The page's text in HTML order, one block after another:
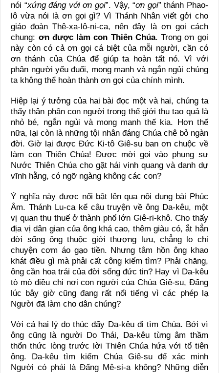
nói “xứng đáng với ơn gọi”. Vậy, “ơn gọi” thánh Phao-
lô vừa nói là ơn gọi gì? Vì Thánh Nhân viết gởi cho
giáo đoàn Thê-xa-lô-ni-ca, nên đây là ơn gọi cách
chung: ơn được làm con Thiên Chúa. Trong ơn gọi
này còn có cả ơn gọi cá biệt của mỗi người, cần có
ơn thánh của Chúa để giúp ta hoàn tất nó. Vì với
phận người yếu đuối, mong manh và ngắn ngủi chúng
ta không thể hoàn thành ơn gọi của chính mình.
Hiệp lại ý tưởng của hai bài đọc một và hai, chúng ta
thấy thân phận con người trong thế giới thụ tạo quả là
nhỏ bé, ngắn ngủi và mong manh thế kia. Hơn thế
nữa, lại còn là những tội nhân đáng Chúa chê bỏ ngàn
đời. Giờ lại được Đức Ki-tô Giê-su ban ơn chuộc về
làm con Thiên Chúa! Được mời gọi vào phụng sự
Nước Thiên Chúa cho gặt hái vinh quang và danh dự
vĩnh hằng, có ngỡ ngàng không các con?
Ý nghĩa này được nổi bật lên qua nội dung bài Phúc
Âm. Thánh Lu-ca kể câu truyện về ông Da-kêu, một
vị quan thu thuế ở thành phố lớn Giê-ri-khô. Cho thấy
địa vị dân gian của ông khá cao, thêm giàu có, ắt hẳn
đời sống ông thuộc giới thượng lưu, chẳng lo chi
chuyện cơm áo gạo tiền. Nhưng tâm hồn ông khao
khát điều gì mà phải cất công kiếm tìm? Phải chăng,
ông cần hoa trái của đời sống đức tin? Hay vì Da-kêu
tò mò điều chi nơi con người của Chúa Giê-su, Đấng
lúc bây giờ cũng đang rất nổi tiếng vì các phép lạ
Người đã làm cho dân chúng?
Với cả hai lý do thúc đẩy Da-kêu đi tìm Chúa. Bởi vì
ông cũng là người Do Thái, Da-kêu từng âm thầm
thổn thức lòng trước lời Thiên Chúa hứa với tổ tiên
ông. Da-kêu tìm kiếm Chúa Giê-su để xác minh
Người có phải là Đấng Mê-si-a không? Những diễn